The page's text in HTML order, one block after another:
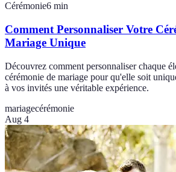
Cérémonie6 min
Comment Personnaliser Votre
Mariage Unique
Découvrez comment personnaliser chaque
cérémonie de mariage pour qu'elle soit
à vos invités une véritable expérience.
mariagecérémonie
Aug 4